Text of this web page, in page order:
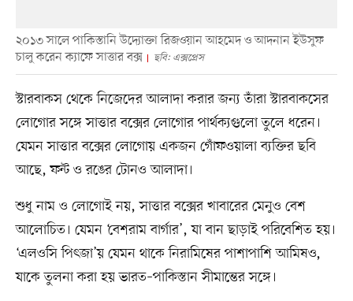
২০১৩ সালে পাকিস্তানি উদ্যোক্তা রিজওয়ান আহমেদ ও আদনান ইউসুফ
চালু করেন ক্যাফে সাত্তার বক্স
ছবি: এক্সপ্রেস
স্টারবাকস থেকে নিজেদের আলাদা করার জন্য তাঁরা স্টারবাকসের
লোগোর সঙ্গে সাত্তার বক্সের লোগোর পার্থক্যগুলো তুলে ধরেন।
যেমন সাত্তার বক্সের লোগোয় একজন গোঁফওয়ালা ব্যক্তির ছবি
আছে, ফন্ট ও রঙের টোনও আলাদা।
শুধু নাম ও লোগোই নয়, সাত্তার বক্সের খাবারের মেনুও বেশ
আলোচিত। যেমন ‘বেশরাম বার্গার’, যা বান ছাড়াই পরিবেশিত হয়।
‘এলওসি পিৎজা’য় যেমন থাকে নিরামিষের পাশাপাশি আমিষও,
যাকে তুলনা করা হয় ভারত–পাকিস্তান সীমান্তের সঙ্গে।